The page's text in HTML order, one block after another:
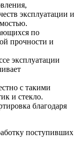
эксплуатации и
по
прочности и
эксплуатации
с такими
и стекло.
благодаря
поступивших